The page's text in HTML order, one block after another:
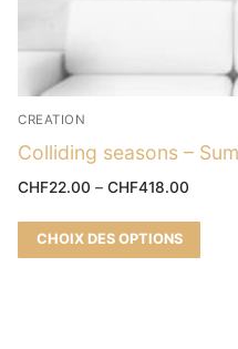
CREATION
Colliding seasons –
CHF22.00 – CHF418.00
CHOIX DES OPTIONS